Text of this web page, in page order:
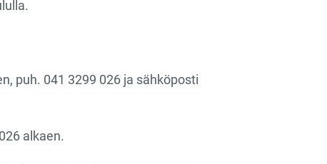
puh. 041 3299 026 ja sähköposti
alkaen.